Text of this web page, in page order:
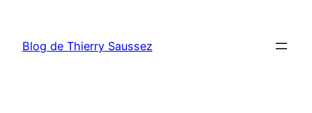
contenu
Blog de Thierry Saussez